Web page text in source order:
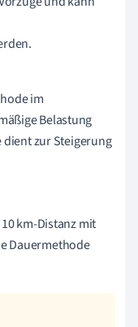
im
Belastung
dient zur Steigerung
km-Distanz mit
Dauermethode